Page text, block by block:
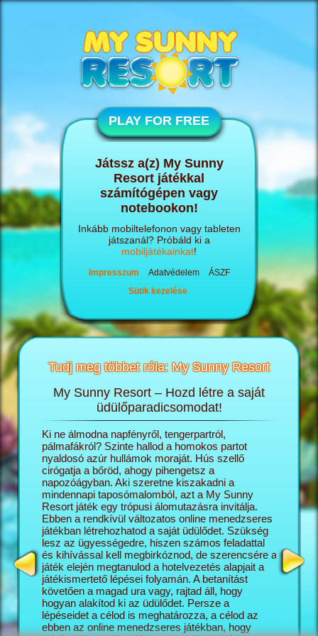
PLAY FOR FREE
Játssz a(z) My Sunny
Resort játékkal
számítógépen vagy
notebookon!
Inkább mobiltelefonon vagy tableten
játszanál? Próbáld ki a
mobiljátékainkat!
Impresszum Adatvédelem
ÁSZF
Sütik kezelése
Tudj meg többet róla: My Sunny Resort
My Sunny Resort – Hozd létre a saját
üdülőparadicsomodat!
Ki ne álmodna napfényről, tengerpartról,
pálmafákról? Szinte hallod a homokos partot
nyaldosó azúr hullámok moraját. Hús szellő
cirógatja a bőröd, ahogy pihengetsz a
napozóágyban. Aki szeretne kiszakadni a
mindennapi taposómalomból, azt a My Sunny
Resort játék egy trópusi álomutazásra invitálja.
Ebben a rendkívül változatos online menedzseres
játékban létrehozhatod a saját üdülődet. Szükség
lesz az ügyességedre, hiszen számos feladattal
és kihívással kell megbirkóznod, de szerencsére a
játék elején megtanulod a hotelvezetés alapjait a
játékismertető lépései folyamán. A betanítást
követően a magad ura vagy, rajtad áll, hogy
hogyan alakítod ki az üdülődet. Persze a
lépéseidet a célod is meghatározza, a célod az
ebben az online menedzseres játékban, hogy
A My
saját
mégis